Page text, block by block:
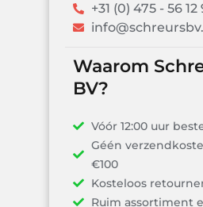
+31 (0) 475 - 56 12 90
info@schreursbv.nl
Waarom
BV?
Vóór 12:00 uur
Géén verzendkosten
€100
Kosteloos retourneren
Ruim assortiment en